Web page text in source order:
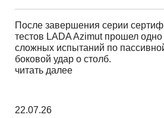
После завершения серии
тестов LADA Azimut прошел
сложных испытаний по
боковой удар о столб.
читать далее
22.07.26